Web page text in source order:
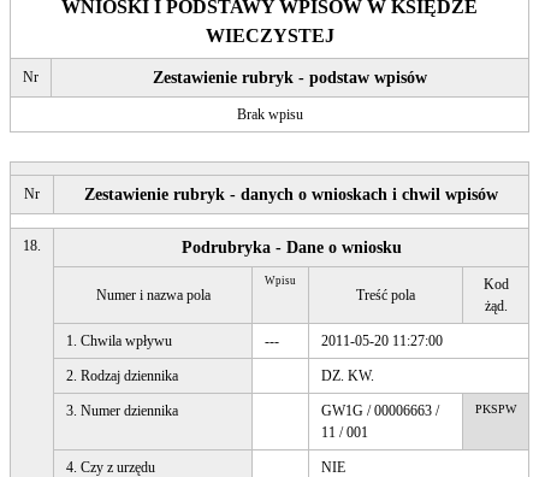
WNIOSKI I PODSTAWY WPISÓW W KSIĘDZE
WIECZYSTEJ
Nr Zestawienie rubryk - podstaw wpisów
Brak wpisu
Nr Zestawienie rubryk - danych o wnioskach i chwil wpisów
18. Podrubryka - Dane o wniosku
Numer i nazwa pola
Wpisu
Treść pola
Kod
żąd.
1. Chwila wpływu --- 2011-05-20 11:27:00
2. Rodzaj dziennika DZ. KW.
3. Numer dziennika
GW1G / 00006663 /
11 / 001
PKSPW
4. Czy z urzędu NIE